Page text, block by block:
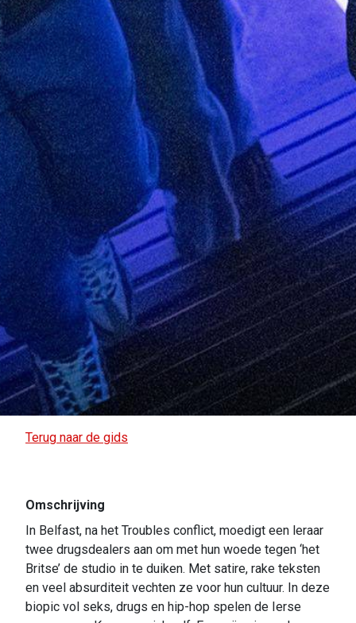
Terug naar de gids
Omschrijving
In Belfast, na het Troubles conflict, moedigt een leraar
twee drugsdealers aan om met hun woede tegen ‘het
Britse’ de studio in te duiken. Met satire, rake teksten
en veel absurditeit vechten ze voor hun cultuur. In deze
biopic vol seks, drugs en hip-hop spelen de Ierse